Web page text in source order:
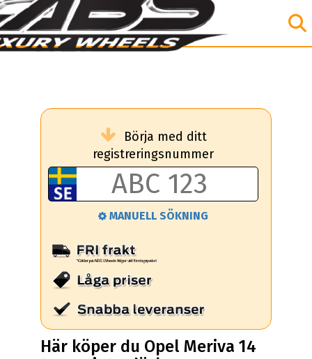
Börja med ditt
registreringsnummer
MANUELL SÖKNING
Här köper du Opel Meriva 14